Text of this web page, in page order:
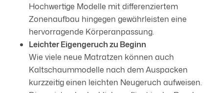
Hochwertige Modelle mit differenziertem
Zonenaufbau hingegen gewährleisten eine
hervorragende Körperanpassung.
Leichter Eigengeruch zu Beginn
Wie viele neue Matratzen können auch
Kaltschaummodelle nach dem Auspacken
kurzzeitig einen leichten Neugeruch aufweisen.